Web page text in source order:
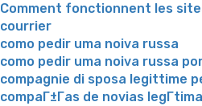
Comment fonctionnent les
courrier
como pedir uma noiva russa
como pedir uma noiva russa
compagnie di sposa legittime
compaГ±Г­as de novias